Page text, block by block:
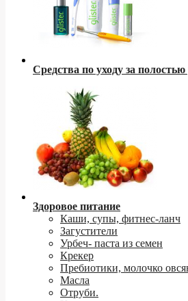
Средства по уходу за полостью
Здоровое питание
Каши, супы, фитнес-ланч
Загустители
Урбеч- паста из семен
Крекер
Пребиотики, молочко
Масла
Отруби.